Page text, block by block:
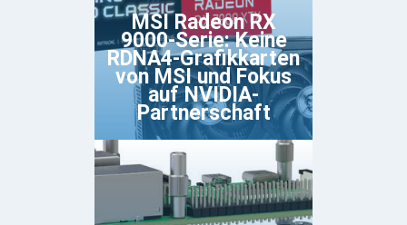
MSI Radeon RX
9000-Serie: Keine
RDNA4-Grafikkarten
von MSI und Fokus
auf NVIDIA-
Partnerschaft